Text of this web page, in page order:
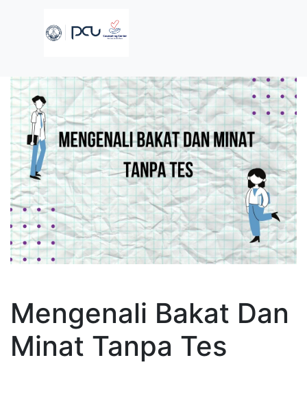
Mengenali Bakat Dan
Minat Tanpa Tes